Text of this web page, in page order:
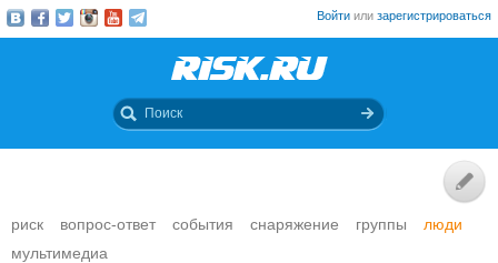
Войти или зарегистрироваться
риск вопрос-ответ события снаряжение группы
люди
мультимедиа